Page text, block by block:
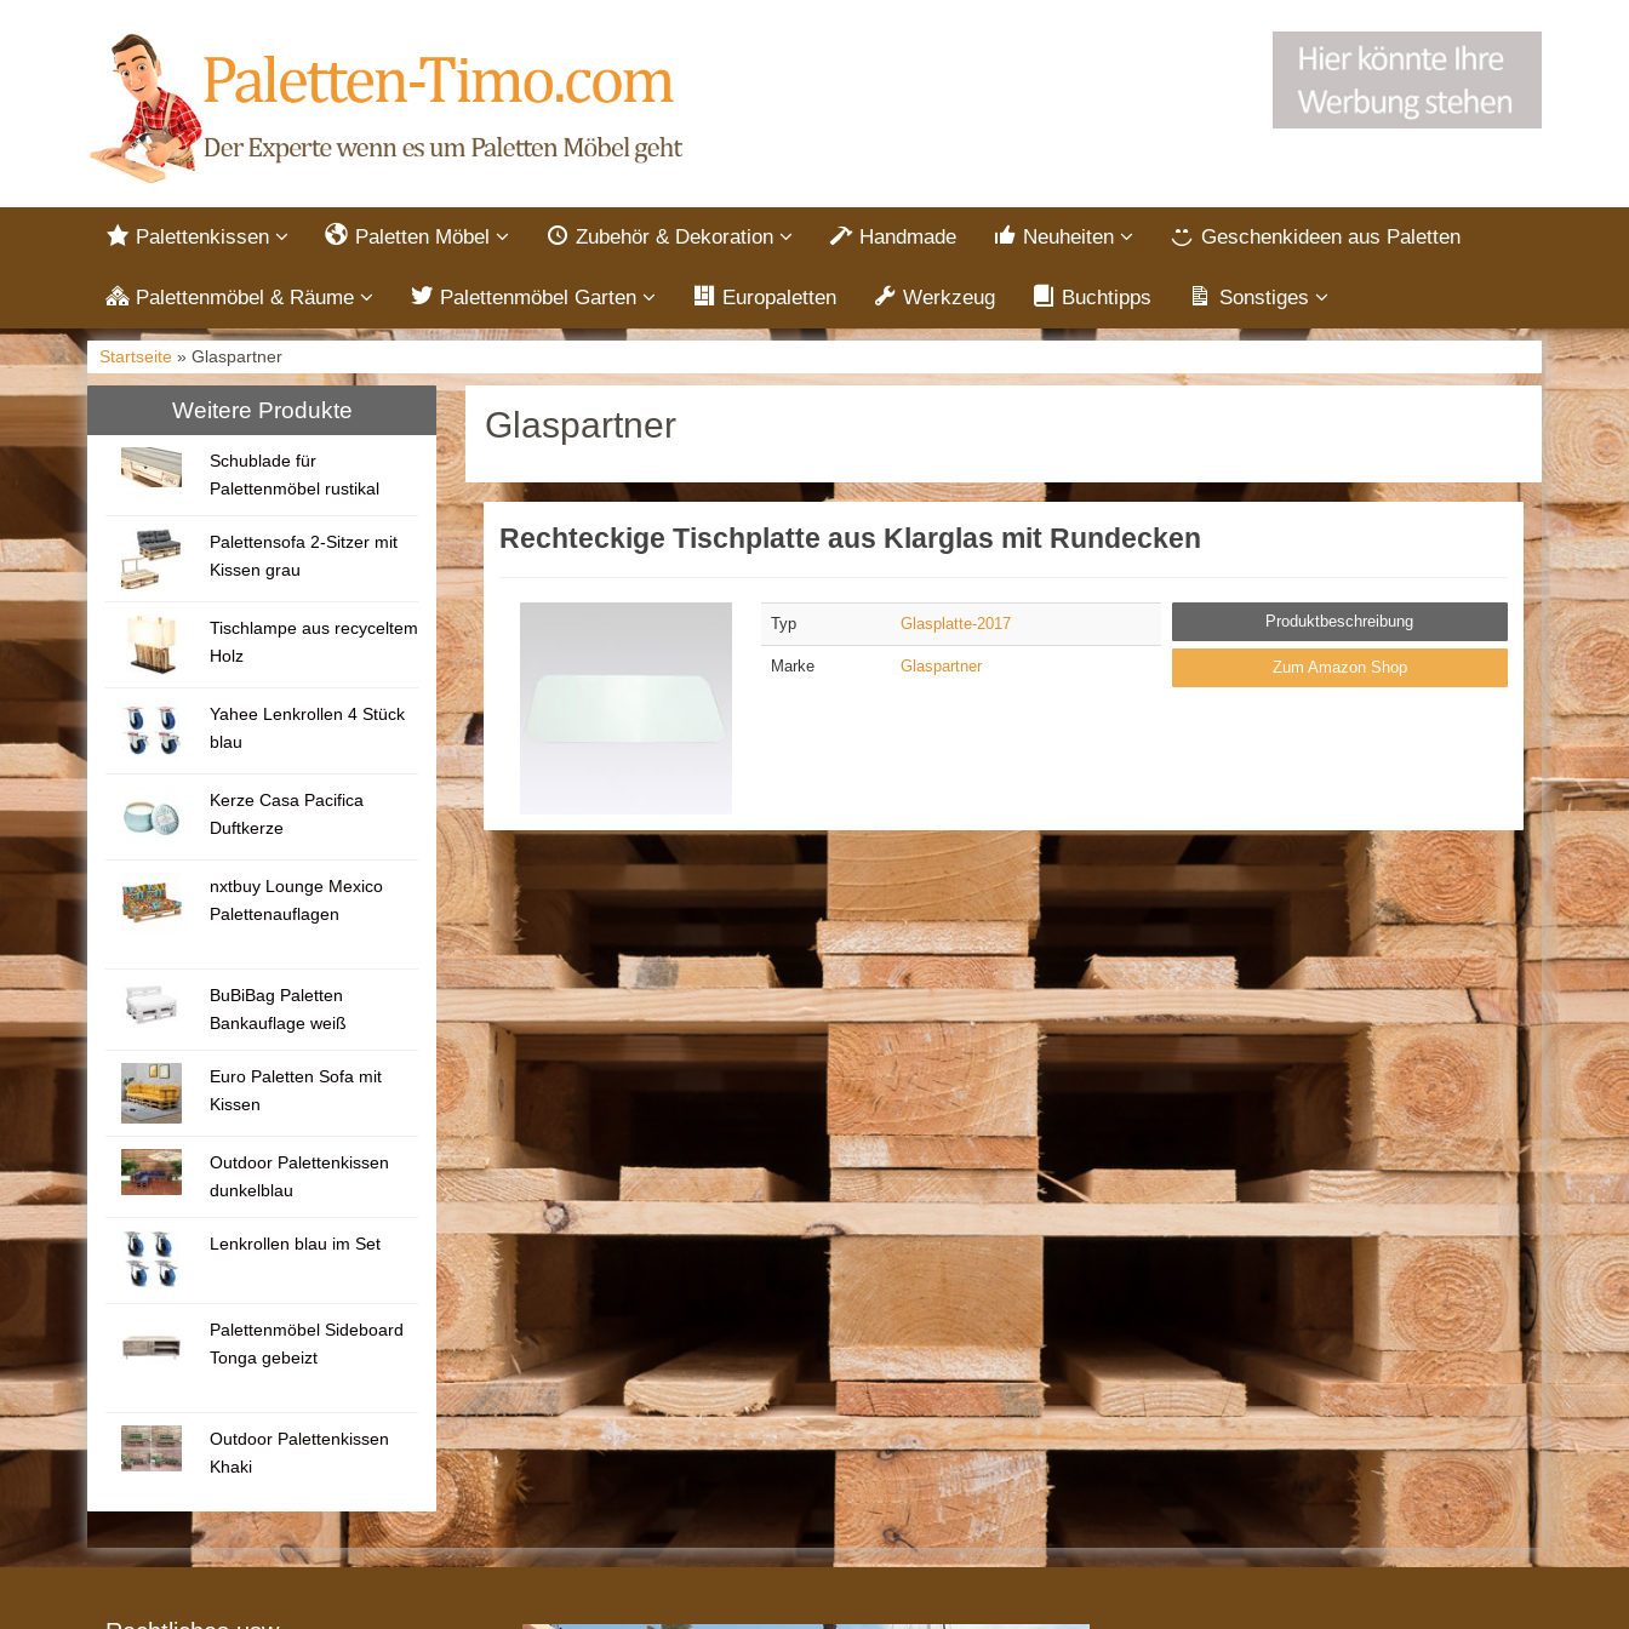
Palettenkissen Paletten Möbel Zubehör & Dekoration Handmade Neuheiten Geschenkideen aus Paletten
Palettenmöbel & Räume Palettenmöbel Garten Europaletten Werkzeug Buchtipps Sonstiges
Startseite » Glaspartner
Weitere Produkte
Schublade für
Palettenmöbel rustikal
Palettensofa 2-Sitzer mit
Kissen grau
Tischlampe aus recyceltem
Holz
Yahee Lenkrollen 4 Stück
blau
Kerze Casa Pacifica
Duftkerze
nxtbuy Lounge Mexico
Palettenauflagen
BuBiBag Paletten
Bankauflage weiß
Euro Paletten Sofa mit
Kissen
Outdoor Palettenkissen
dunkelblau
Lenkrollen blau im Set
Palettenmöbel Sideboard
Tonga gebeizt
Outdoor Palettenkissen
Khaki
Glaspartner
Rechteckige Tischplatte aus Klarglas mit Rundecken
Typ Glasplatte-2017
Marke Glaspartner
Produktbeschreibung
Zum Amazon Shop